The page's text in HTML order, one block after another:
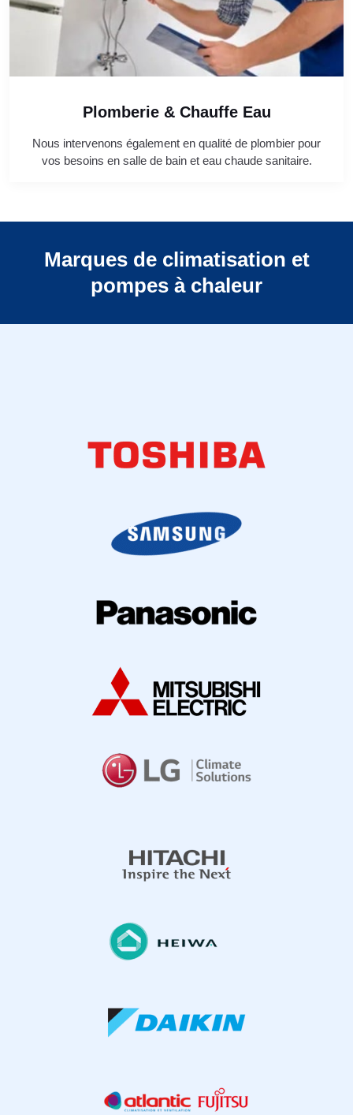
Plomberie & Chauffe Eau
Nous intervenons également en qualité de plombier pour
vos besoins en salle de bain et eau chaude sanitaire.
Marques de climatisation et
pompes à chaleur